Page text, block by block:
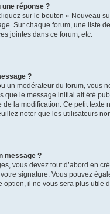
une réponse ?
sur le bouton « Nouveau
Sur chaque forum, une liste
jointes dans ce forum, etc.
?
un modérateur du forum, vous
le message initial ait été
la modification. Ce petit
noter que les utilisateurs
message ?
vous devez tout d’abord en
signature. Vous pouvez
il ne vous sera plus utile